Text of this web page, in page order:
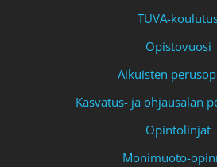
TUVA-
Opistovuosi
Aikuisten
Kasvatus- ja ohjausalan
Opintolinjat
Monimuoto-